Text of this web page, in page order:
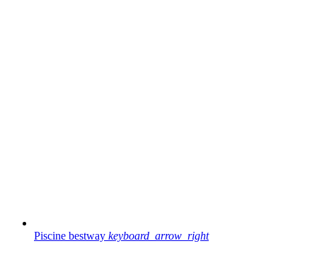
Piscine bestway keyboard_arrow_right